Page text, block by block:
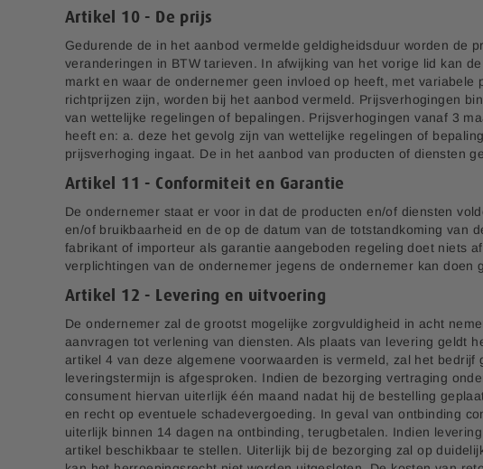
Artikel 10 - De prijs
Gedurende de in het aanbod vermelde geldigheidsduur worden de
veranderingen in BTW tarieven. In afwijking van het vorige lid kan
markt en waar de ondernemer geen invloed op heeft, met
richtprijzen zijn, worden bij het aanbod vermeld. Prijsverhogingen
van wettelijke regelingen of bepalingen. Prijsverhogingen vanaf 3
heeft en: a. deze het gevolg zijn van wettelijke regelingen of
prijsverhoging ingaat. De in het aanbod van producten of diensten
Artikel 11 - Conformiteit en Garantie
De ondernemer staat er voor in dat de producten en/of diensten
en/of bruikbaarheid en de op de datum van de totstandkoming van
fabrikant of importeur als garantie aangeboden regeling doet niets
verplichtingen van de ondernemer jegens de ondernemer kan
Artikel 12 - Levering en uitvoering
De ondernemer zal de grootst mogelijke zorgvuldigheid in acht
aanvragen tot verlening van diensten. Als plaats van levering geldt
artikel 4 van deze algemene voorwaarden is vermeld, zal het
leveringstermijn is afgesproken. Indien de bezorging vertraging
consument hiervan uiterlijk één maand nadat hij de bestelling
en recht op eventuele schadevergoeding. In geval van ontbinding
uiterlijk binnen 14 dagen na ontbinding, terugbetalen. Indien
artikel beschikbaar te stellen. Uiterlijk bij de bezorging zal op